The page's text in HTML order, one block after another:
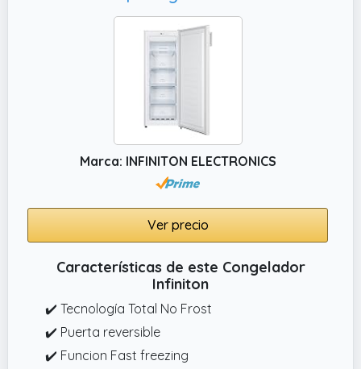
libre de escarcha y funcionando de manera
✔️ Eficiencia energética clase E: Consume
solo 162 kWh al año, ayudando a reducir la
factura eléctrica y siendo más amigable con
el medio ambiente
✔️ Autonomía de hasta 45 horas sin
temperatura por más tiempo
congelador, incluso en superficies irregulares,
Marca: INFINITON ELECTRONICS
Ver precio
Características de este Congelador
Infiniton
✔️ Tecnología Total No Frost
✔️ Puerta reversible
✔️ Funcion Fast freezing